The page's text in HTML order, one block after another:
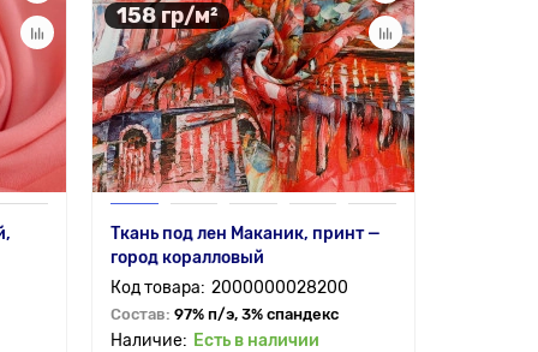
158 гр/м²
Ткань под лен Маканик, принт —
город коралловый
2000000028200
Состав: 97% п/э, 3% спандекс
Есть в наличии